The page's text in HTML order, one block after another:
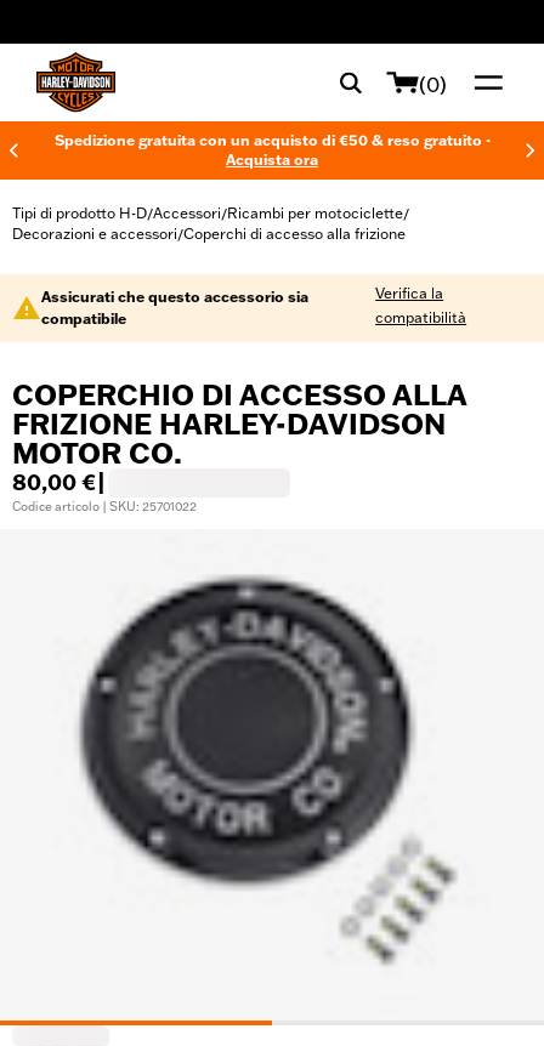
(0)
Spedizione gratuita con un acquisto di €50 & reso gratuito -
Acquista ora
Tipi di prodotto H-D/Accessori/Ricambi per motociclette/
Decorazioni e accessori/Coperchi di accesso alla frizione
Assicurati che questo accessorio sia
compatibile
Verifica la
compatibilità
COPERCHIO DI ACCESSO ALLA
FRIZIONE HARLEY-DAVIDSON
MOTOR CO.
80,00 €
Codice articolo | SKU: 25701022